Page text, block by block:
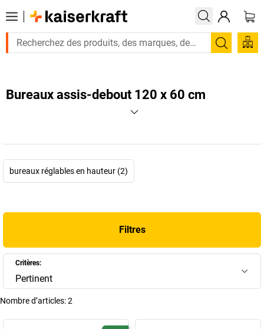
Bureaux assis-debout 120 x 60 cm
bureaux réglables en hauteur (2)
Filtres
Critères:
Pertinent
Nombre d’articles:2